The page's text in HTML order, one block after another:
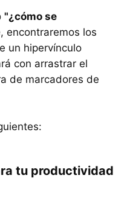
"¿cómo se
encontraremos los
un hipervínculo
con arrastrar el
de marcadores de
tu productividad